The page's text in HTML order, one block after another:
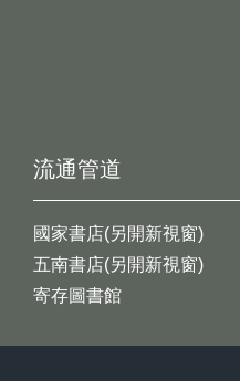
流通管道
國家書店(另開新視窗)
五南書店(另開新視窗)
寄存圖書館